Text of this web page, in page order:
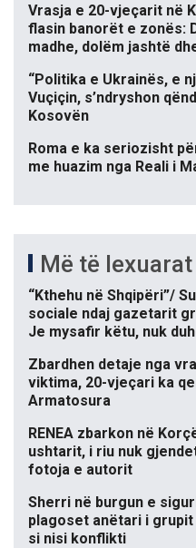
Vrasja e 20-vjeçarit në
flasin banorët e zonës:
madhe, dolëm jashtë
“Politika e Ukrainës, e
Vuçiçin, s’ndryshon
Kosovën
Roma e ka seriozisht
me huazim nga Reali i
Më të lexuarat
“Kthehu në Shqipëri”/
sociale ndaj gazetarit
Je mysafir këtu, nuk
Zbardhen detaje nga
viktima, 20-vjeçari ka
Armatosura
RENEA zbarkon në
ushtarit, i riu nuk
fotoja e autorit
Sherri në burgun e
plagoset anëtari i
si nisi konflikti